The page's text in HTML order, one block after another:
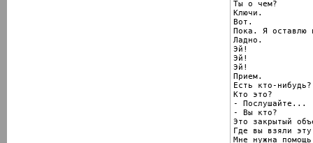
Ты о чем?
Ключи.
Вот.
Пока. Я оставлю
Ладно.
Эй!
Эй!
Эй!
Прием.
Есть кто-нибудь?
Кто это?
- Послушайте...
- Вы кто?
Это закрытый
Где вы взяли
Мне нужна